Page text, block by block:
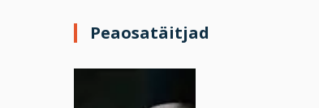
Peaosatäitjad